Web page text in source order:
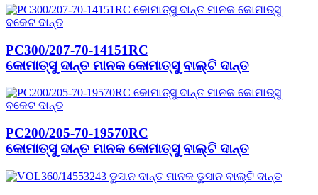
PC300/207-70-14151RC
କୋମାତ୍ସୁ ଦାନ୍ତ ମାନକ କୋମାତ୍ସୁ ବାଲ୍ଟି ଦାନ୍ତ
PC200/205-70-19570RC
କୋମାତ୍ସୁ ଦାନ୍ତ ମାନକ କୋମାତ୍ସୁ ବାଲ୍ଟି ଦାନ୍ତ